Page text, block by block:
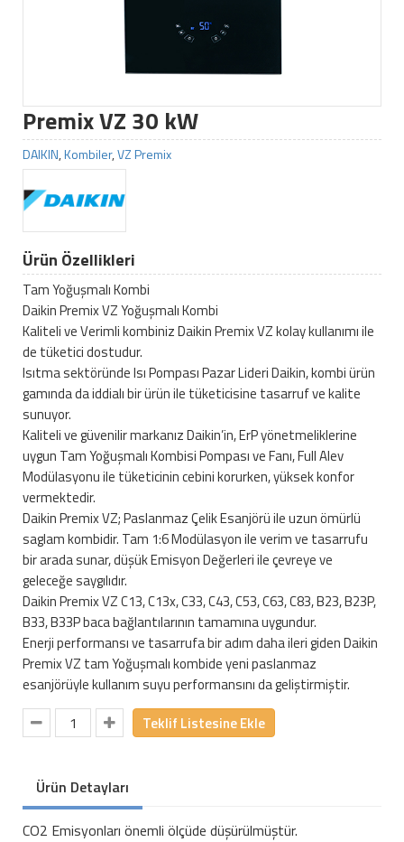
Premix VZ 30 kW
DAIKIN,Kombiler,VZ Premix
Ürün Özellikleri
Tam Yoğuşmalı Kombi
Daikin Premix VZ Yoğuşmalı Kombi
Kaliteli ve Verimli kombiniz Daikin Premix VZ kolay kullanımı ile
de tüketici dostudur.
Isıtma sektöründe Isı Pompası Pazar Lideri Daikin, kombi ürün
gamında da iddialı bir ürün ile tüketicisine tasarruf ve kalite
sunuyor.
Kaliteli ve güvenilir markanız Daikin’in, ErP yönetmeliklerine
uygun Tam Yoğuşmalı Kombisi Pompası ve Fanı, Full Alev
Modülasyonu ile tüketicinin cebini korurken, yüksek konfor
vermektedir.
Daikin Premix VZ; Paslanmaz Çelik Esanjörü ile uzun ömürlü
saglam kombidir. Tam 1:6 Modülasyon ile verim ve tasarrufu
bir arada sunar, düşük Emisyon Değerleri ile çevreye ve
geleceğe saygılıdır.
Daikin Premix VZ C13, C13x, C33, C43, C53, C63, C83, B23, B23P,
B33, B33P baca bağlantılarının tamamına uygundur.
Enerji performansı ve tasarrufa bir adım daha ileri giden Daikin
Premix VZ tam Yoğuşmalı kombide yeni paslanmaz
esanjörüyle kullanım suyu performansını da geliştirmiştir.
Teklif Listesine Ekle
Ürün Detayları
CO2 Emisyonları önemli ölçüde düşürülmüştür.